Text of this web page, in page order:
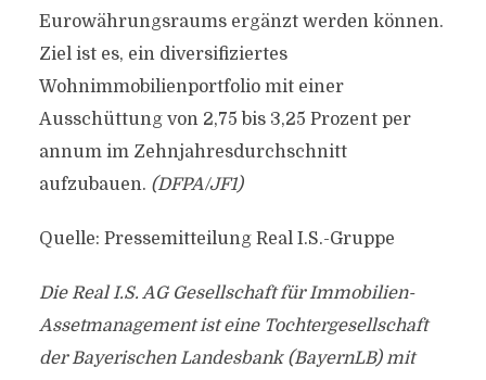
Eurowährungsraums ergänzt werden können.
Ziel ist es, ein diversifiziertes
Wohnimmobilienportfolio mit einer
Ausschüttung von 2,75 bis 3,25 Prozent per
annum im Zehnjahresdurchschnitt
aufzubauen. (DFPA/JF1)
Quelle: Pressemitteilung Real I.S.-Gruppe
Die Real I.S. AG Gesellschaft für Immobilien-
Assetmanagement ist eine Tochtergesellschaft
der Bayerischen Landesbank (BayernLB) mit